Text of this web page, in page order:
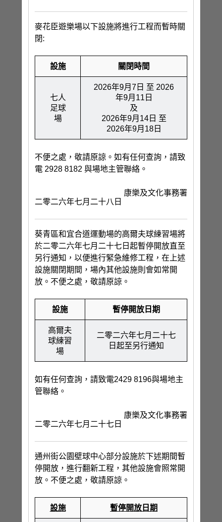
麥花臣遊樂場以下設施將進行工程而暫時關
閉:
設施 關閉時間
七人
足球
場
2026年9月7日 至 2026
年9月11日
及
2026年9月14日 至
2026年9月18日
不便之處，敬請原諒。如有任何查詢，請致
電 2928 8182 與場地主管聯絡。
康樂及文化事務署
二零二六年七月二十八日
葵青區和宜合道運動場的高爾夫球練習場將
於二零二六年七月二十七日起暫停開放直至
另行通知，以便進行緊急維修工程，在上述
設施關閉期間，場內其他設施則會如常開
放。不便之處，敬請原諒。
設施 暫停開放日期
高爾夫
球練習
場
二零二六年七月二十七
日起至另行通知
如有任何查詢，請致電2429 8196與場地主
管聯絡。
康樂及文化事務署
二零二六年七月二十七日
通州街公園壁球中心部分設施於下述期間暫
停開放，進行翻新工程，其他設施會照常開
放。不便之處，敬請原諒。
設施 暫停開放日期